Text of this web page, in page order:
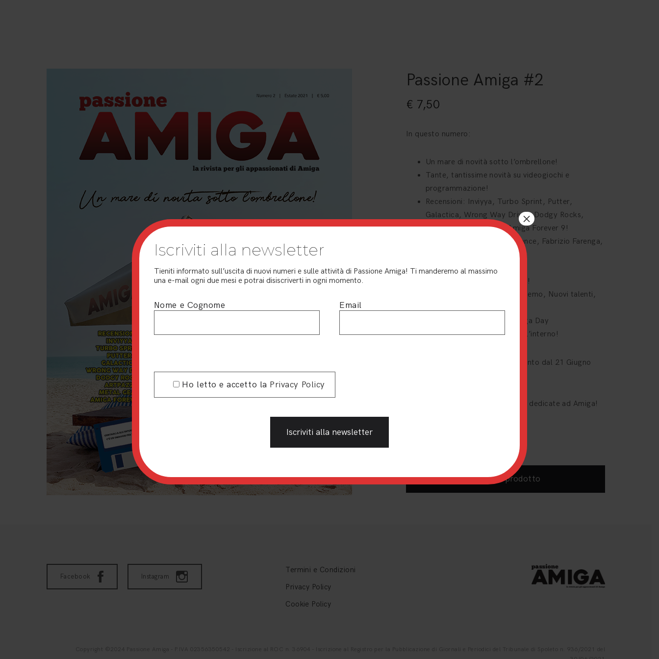
Passione Amiga #2
€ 7,50
In questo numero:
Un mare di novità sotto l’ombrellone!
Tante, tantissime novità su videogiochi e
programmazione!
Recensioni: Inviyya, Turbo Sprint, Putter,
Galactica, Wrong Way Driver, Dodgy Rocks,
ArtPazz, Metal Gear e Amiga Forever 9!
Interviste con: David Pleasance, Fabrizio Farenga,
Caparezza ”uno di noi”?
AmigaOS 3.2, finalmente qui!
E inoltre: Hardware, Scena demo, Nuovi talenti,
Presentazione Passione Amiga Day
Un piccolo omaggio fisico all’interno!
in distribuzione tramite abbonamento dal 21 Giugno
32 pagine A4 a colori interamente dedicate ad Amiga!
Acquista prodotto
Facebook Instagram
Termini e Condizioni
Privacy Policy
Cookie Policy
Copyright ©2024 Passione Amiga - P.IVA 02356350542 - Iscrizione al ROC n. 36904 - Iscrizione al Registro per la Pubblicazione di Giornali e Periodici del Tribunale di Spoleto n. 936/2021 del
Iscriviti alla newsletter
Tieniti informato sull’uscita di nuovi numeri e sulle attività di Passione Amiga! Ti manderemo al massimo
una e-mail ogni due mesi e potrai disiscriverti in ogni momento.
Nome e Cognome Email
Ho letto e accetto la Privacy Policy
×